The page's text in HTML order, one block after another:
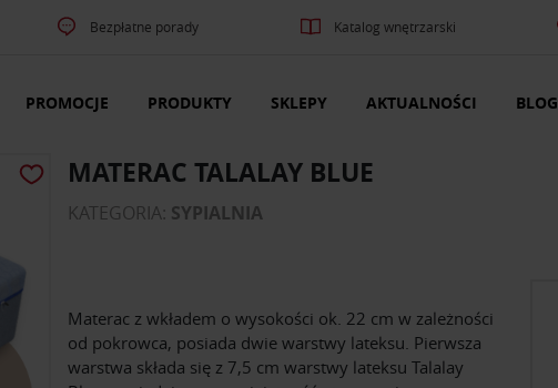
Bezpłatne porady Katalog wnętrzarski
PROMOCJE PRODUKTY SKLEPY AKTUALNOŚCI BLOG
MATERAC TALALAY BLUE
KATEGORIA: SYPIALNIA
Materac z wkładem o wysokości ok. 22 cm w zależności
od pokrowca, posiada dwie warstwy lateksu. Pierwsza
warstwa składa się z 7,5 cm warstwy lateksu Talalay